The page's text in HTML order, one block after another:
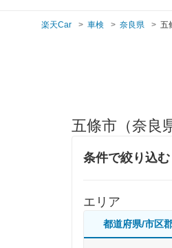
楽天Car 車検 奈良県 五
五條市（奈良
条件で絞り込む
エリア
都道府県/市区